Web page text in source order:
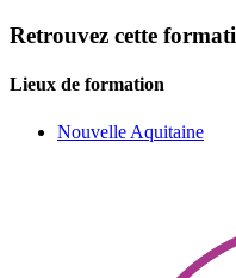
Retrouvez cette
Lieux de formation
Nouvelle Aquitaine